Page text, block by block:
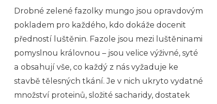
Drobné zelené fazolky mungo jsou opravdovým
pokladem pro každého, kdo dokáže docenit
předností luštěnin. Fazole jsou mezi luštěninami
pomyslnou královnou – jsou velice výživné, syté
a obsahují vše, co každý z nás vyžaduje ke
stavbě tělesných tkání. Je v nich ukryto vydatné
množství proteinů, složité sacharidy, dostatek